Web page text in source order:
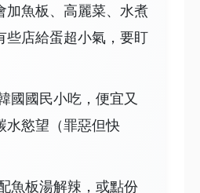
加魚板、高麗菜、水煮
些店給蛋超小氣，要盯
國國民小吃，便宜又
水慾望（罪惡但快
魚板湯解辣，或點份